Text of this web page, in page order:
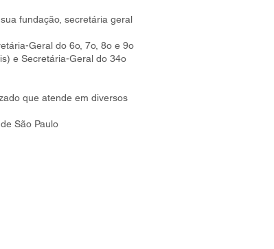
fundação, secretária geral
Geral do 6o, 7o, 8o e 9o
e Secretária-Geral do 34o
que atende em diversos
São Paulo